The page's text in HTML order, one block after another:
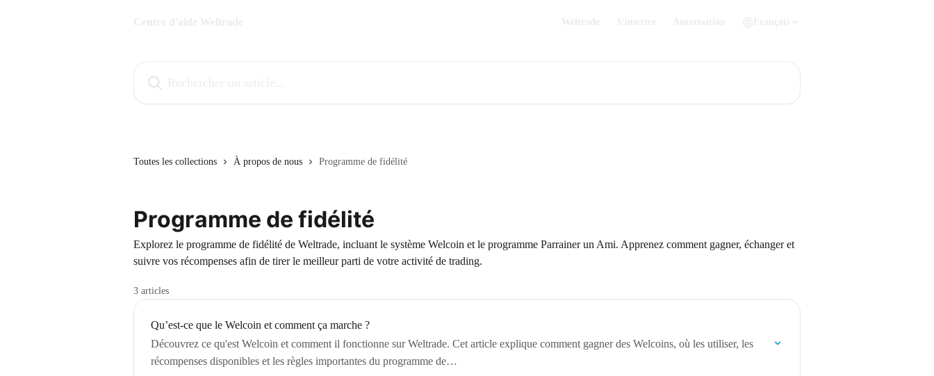
Toutes les collections À propos de nous Programme de fidélité
Programme de fidélité
Explorez le programme de fidélité de Weltrade, incluant le système Welcoin et le programme Parrainer un Ami. Apprenez comment gagner, échanger et
suivre vos récompenses afin de tirer le meilleur parti de votre activité de trading.
3 articles
Qu’est-ce que le Welcoin et comment ça marche ?
Découvrez ce qu'est Welcoin et comment il fonctionne sur Weltrade. Cet article explique comment gagner des Welcoins, où les utiliser, les
récompenses disponibles et les règles importantes du programme de…